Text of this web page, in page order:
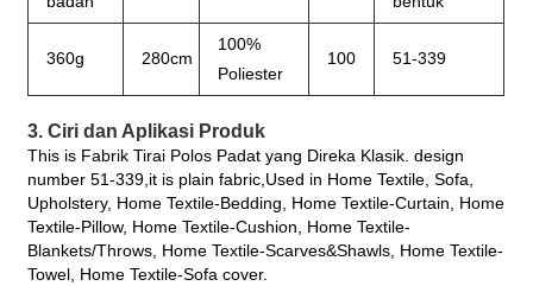
360g 280cm
100%
Poliester
100 51-339
3. Ciri dan Aplikasi Produk
This is Fabrik Tirai Polos Padat yang Direka Klasik. design
number 51-339,it is plain fabric,Used in Home Textile, Sofa,
Upholstery, Home Textile-Bedding, Home Textile-Curtain, Home
Textile-Pillow, Home Textile-Cushion, Home Textile-
Blankets/Throws, Home Textile-Scarves&Shawls, Home Textile-
Towel, Home Textile-Sofa cover.